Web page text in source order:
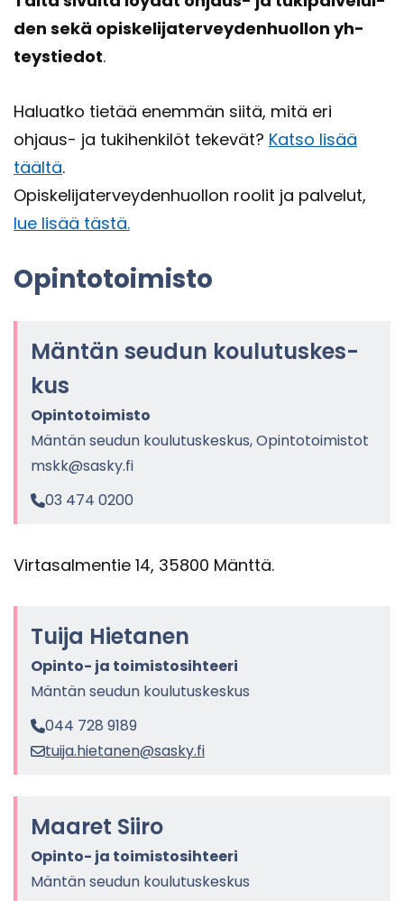
den sekä opis­ke­li­ja­ter­vey­den­huol­lon yh­
teys­tie­dot.
Ha­luat­ko tie­tää enem­män siitä, mitä eri
ohjaus-​​​ ja tu­ki­hen­ki­löt te­ke­vät? Katso lisää
tääl­tä.
Opis­ke­li­ja­ter­vey­den­huol­lon roo­lit ja pal­ve­lut,
lue lisää tästä.
Opin­to­toi­mis­to
Män­tän seu­dun kou­lu­tus­kes­
kus
Opin­to­toi­mis­to
Män­tän seu­dun kou­lu­tus­kes­kus, Opin­to­toi­mis­tot
mskk@sasky.fi
03 474 0200
Vir­ta­sal­men­tie 14, 35800 Mänt­tä.
Tuija Hie­ta­nen
Opinto-​ ja toi­mis­to­sih­tee­ri
Män­tän seu­dun kou­lu­tus­kes­kus
044 728 9189
tuija.hie­ta­nen@sasky.fi
Maa­ret Siiro
Opinto-​ ja toi­mis­to­sih­tee­ri
Män­tän seu­dun kou­lu­tus­kes­kus